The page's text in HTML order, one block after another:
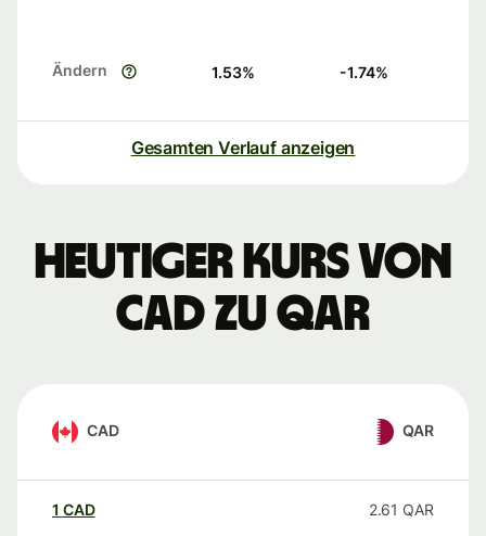
Ändern 1.53% -1.74%
Gesamten Verlauf anzeigen
Heutiger Kurs von
CAD zu QAR
CAD QAR
1 CAD 2.61 QAR